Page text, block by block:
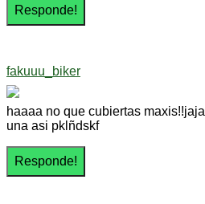
fakuuu_biker
haaaa no que cubiertas
una asi pklñdskf